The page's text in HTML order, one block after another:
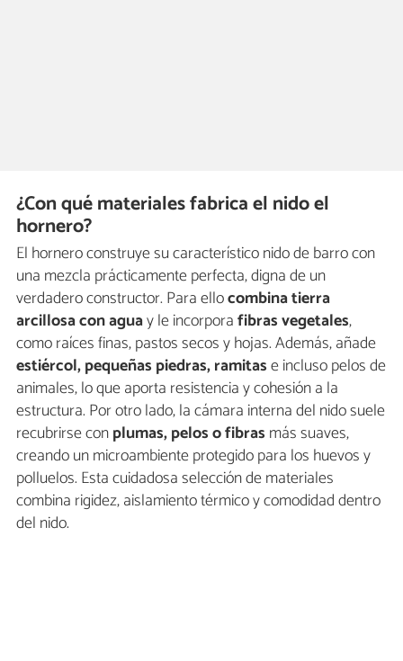
¿Con qué materiales fabrica el nido el
hornero?
El hornero construye su característico nido de barro con
una mezcla prácticamente perfecta, digna de un
verdadero constructor. Para ellocombina tierra
arcillosa con aguay le incorporafibras vegetales,
como raíces finas, pastos secos y hojas. Además, añade
estiércol, pequeñas piedras, ramitase incluso pelos de
animales, lo que aporta resistencia y cohesión a la
estructura. Por otro lado, la cámara interna del nido suele
recubrirse conplumas, pelos o fibras más suaves,
creando un microambiente protegido para los huevos y
polluelos. Esta cuidadosa selección de materiales
combina rigidez, aislamiento térmico y comodidad dentro
del nido.